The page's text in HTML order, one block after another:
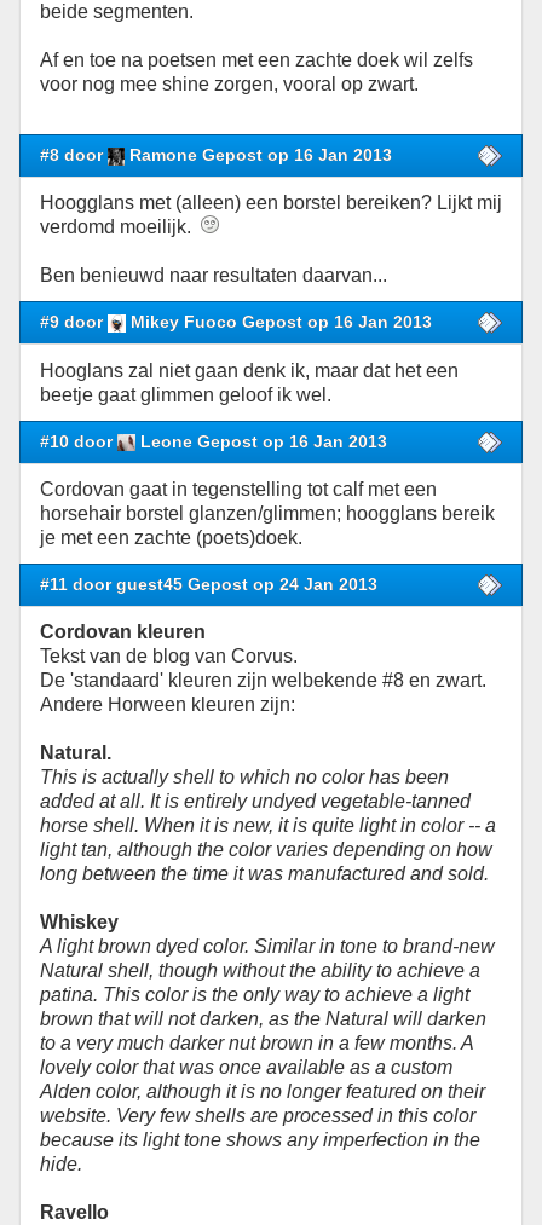
beide segmenten.
Af en toe na poetsen met een zachte doek wil zelfs
voor nog mee shine zorgen, vooral op zwart.
#8 door Ramone Gepost op 16 Jan 2013
Hoogglans met (alleen) een borstel bereiken? Lijkt mij
verdomd moeilijk.
Ben benieuwd naar resultaten daarvan...
#9 door Mikey Fuoco Gepost op 16 Jan 2013
Hooglans zal niet gaan denk ik, maar dat het een
beetje gaat glimmen geloof ik wel.
#10 door Leone Gepost op 16 Jan 2013
Cordovan gaat in tegenstelling tot calf met een
horsehair borstel glanzen/glimmen; hoogglans bereik
je met een zachte (poets)doek.
#11 door guest45 Gepost op 24 Jan 2013
Cordovan kleuren
Tekst van de blog van Corvus.
De 'standaard' kleuren zijn welbekende #8 en zwart.
Andere Horween kleuren zijn:
Natural.
This is actually shell to which no color has been
added at all. It is entirely undyed vegetable-tanned
horse shell. When it is new, it is quite light in color -- a
light tan, although the color varies depending on how
long between the time it was manufactured and sold.
Whiskey
A light brown dyed color. Similar in tone to brand-new
Natural shell, though without the ability to achieve a
patina. This color is the only way to achieve a light
brown that will not darken, as the Natural will darken
to a very much darker nut brown in a few months. A
lovely color that was once available as a custom
Alden color, although it is no longer featured on their
website. Very few shells are processed in this color
because its light tone shows any imperfection in the
hide.
Ravello